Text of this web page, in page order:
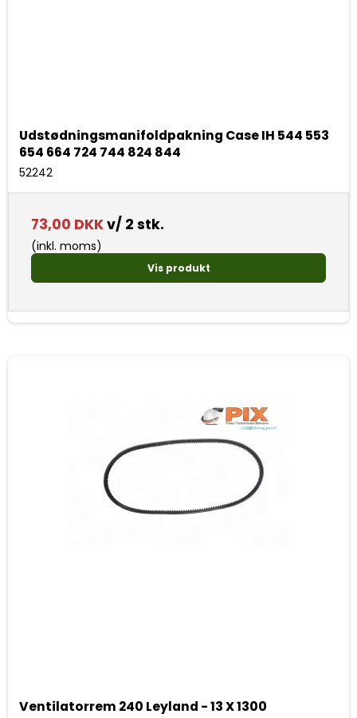
Udstødningsmanifoldpakning Case IH 544 553
654 664 724 744 824 844
52242
73,00 DKKv/ 2 stk.
(inkl. moms)
Vis produkt
Ventilatorrem 240 Leyland - 13 X 1300